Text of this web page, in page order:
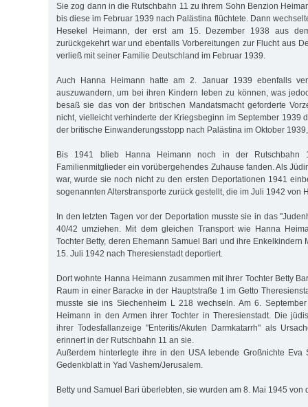
Sie zog dann in die Rutschbahn 11 zu ihrem Sohn Benzion
bis diese im Februar 1939 nach Palästina flüchtete. Dann
Hesekel Heimann, der erst am 15. Dezember 1938 aus
zurückgekehrt war und ebenfalls Vorbereitungen zur Flucht aus
verließ mit seiner Familie Deutschland im Februar 1939.
Auch Hanna Heimann hatte am 2. Januar 1939 ebenfalls
auszuwandern, um bei ihren Kindern leben zu können, was
besaß sie das von der britischen Mandatsmacht geforderte
nicht, vielleicht verhinderte der Kriegsbeginn im September 1939
der britische Einwanderungsstopp nach Palästina im Oktober
Bis 1941 blieb Hanna Heimann noch in der Rutschbahn
Familienmitglieder ein vorübergehendes Zuhause fanden. Als
war, wurde sie noch nicht zu den ersten Deportationen 1941
sogenannten Alterstransporte zurück gestellt, die im Juli 1942 von
In den letzten Tagen vor der Deportation musste sie in das
40/42 umziehen. Mit dem gleichen Transport wie Hanna
Tochter Betty, deren Ehemann Samuel Bari und ihre Enkelkindern
15. Juli 1942 nach Theresienstadt deportiert.
Dort wohnte Hanna Heimann zusammen mit ihrer Tochter Betty
Raum in einer Baracke in der Hauptstraße 1 im Getto
musste sie ins Siechenheim L 218 wechseln. Am 6.
Heimann in den Armen ihrer Tochter in Theresienstadt. Die
ihrer Todesfallanzeige "Enteritis/Akuten Darmkatarrh" als
erinnert in der Rutschbahn 11 an sie.
Außerdem hinterlegte ihre in den USA lebende Großnichte Eva
Gedenkblatt in Yad Vashem/Jerusalem.
Betty und Samuel Bari überlebten, sie wurden am 8. Mai 1945 von